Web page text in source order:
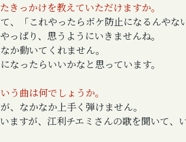
きっかけを教えていただけますか。
、「これやったらボケ防止になるんやな
っぱり、思うようにいきませんね。
か動いてくれません。
なったらいいかなと思っています。
う曲は何でしょうか。
、なかなか上手く弾けません。
ますが、江利チエミさんの歌を聞いて、